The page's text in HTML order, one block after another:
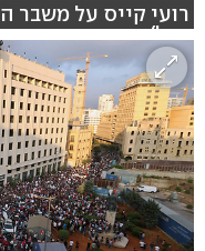
רועי קייס על משבר
סגל)